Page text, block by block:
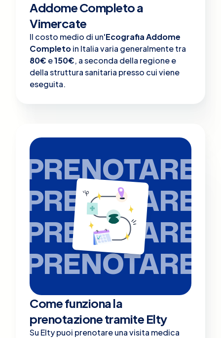
Addome Completo a
Vimercate
Il costo medio di un'Ecografia Addome
Completoin Italia varia generalmente tra
80€ e150€, a seconda della regione e
della struttura sanitaria presso cui viene
eseguita.
PRENOTARE
PRENOTARE
PRENOTARE
PRENOTARE
Come funziona la
prenotazione tramite Elty
Su Elty puoi prenotare una visita medica